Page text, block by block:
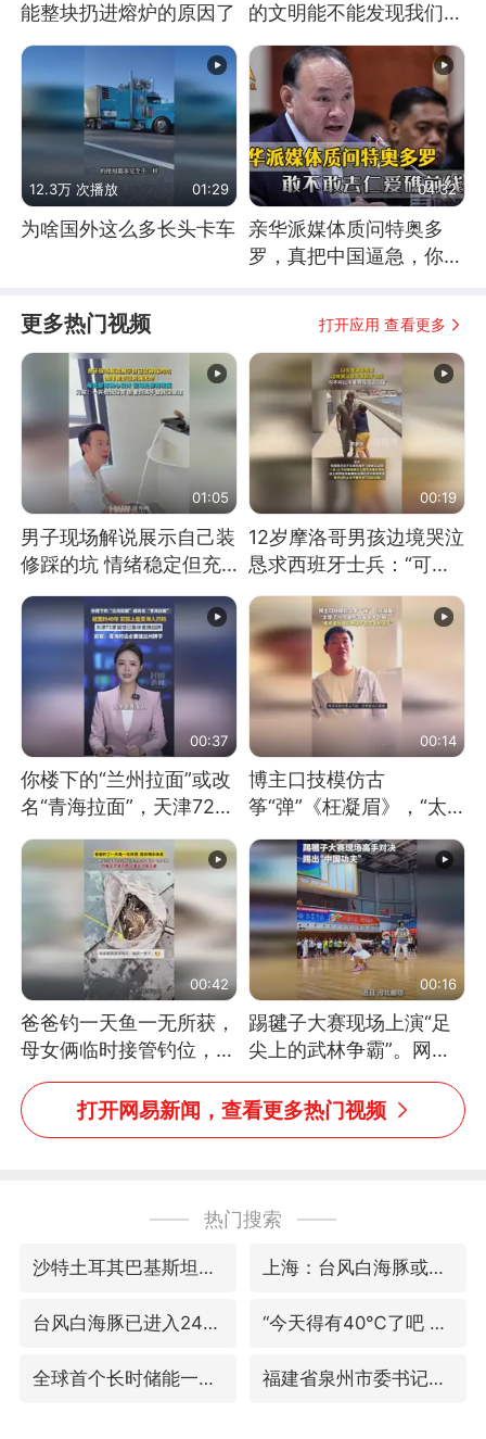
能整块扔进熔炉的原因了
的文明能不能发现我们存
12.3万 次播放 01:29
为啥国外这么多长头卡车
04:32
亲华派媒体质问特奥多
罗，真把中国逼急，你敢
更多热门视频 打开应用 查看更多
01:05
男子现场解说展示自己装
修踩的坑 情绪稳定但充
满无奈 每处都有精心设
计 但每处都有瑕疵 网
友：一开始我没笑 但看
到洗手盆我没绷住
00:19
12岁摩洛哥男孩边境哭泣
恳求西班牙士兵：“可不
可以不要把我遣返回国”
00:37
你楼下的“兰州拉面”或改
名“青海拉面”，天津72家
面馆已集体更换招牌
00:14
博主口技模仿古
筝“弹”《枉凝眉》，“太
像了～你是吃古筝长大的
吗？”“或将成为首位考级
不带古筝的选手。”（来
源：新华每日电讯）
00:42
爸爸钓一天鱼一无所获，
母女俩临时接管钓位，用
玩具鱼竿钓上大鱼
00:16
踢毽子大赛现场上演“足
尖上的武林争霸”。网
友：这哪是踢毽子，分明
是武侠片现场！#睡个好
打开网易新闻，查看更多热门视频
热门搜索
沙特土耳其巴基斯坦签署共同防务协议 上海：台风白海豚或将带来龙卷风
台风白海豚已进入24小时警戒线 “今天得有40℃了吧 为啥还不预警”
全球首个长时储能一体化产业园量产 福建省泉州市委书记张毅恭接受纪律审查和监察调查